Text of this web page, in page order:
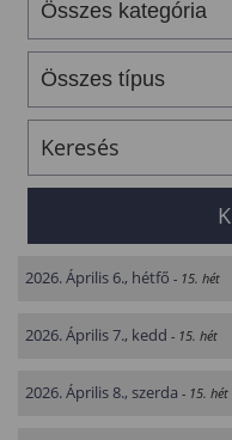
2026. Április 6., hétfő - 15. hét
2026. Április 7., kedd - 15. hét
2026. Április 8., szerda - 15. hét